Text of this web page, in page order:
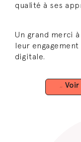
qualité à ses
Un grand merci
leur
digitale.